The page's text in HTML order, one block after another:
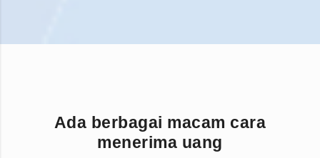
Ada berbagai macam cara
menerima uang